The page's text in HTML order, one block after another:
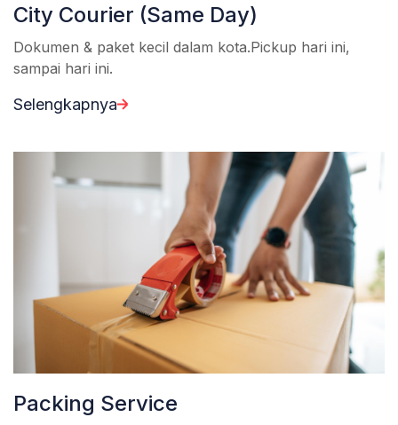
City Courier (Same Day)
Dokumen & paket kecil dalam kota.Pickup hari ini,
sampai hari ini.
Selengkapnya
Packing Service